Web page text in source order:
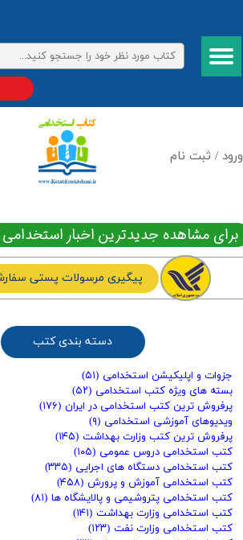
ورود / ثبت نام
حساب کاربری من
تغییر گذر واژه
سفارشات
برای مشاهده جدیدترین اخبار استخدامی
پیگیری مرسولات پستی
جزوات و اپلیکیشن استخدامی (۵۱)
بسته های ویژه کتب استخدامی (۵۲)
پرفروش ترین کتب استخدامی در ایران (۱۷۶)
ویدیوهای آموزشی استخدامی (۹)
پرفروش ترین کتب وزارت بهداشت (۱۴۵)
کتب استخدامی دروس عمومی (۱۰۵)
کتب استخدامی دستگاه های اجرایی (۳۳۵)
کتب استخدامی آموزش و پرورش (۴۵۸)
کتب استخدامی پتروشیمی و پالایشگاه ها (۸۱)
کتب استخدامی وزارت بهداشت (۱۴۱)
کتب استخدامی وزارت نفت (۱۲۳)
دسته بندی کتب